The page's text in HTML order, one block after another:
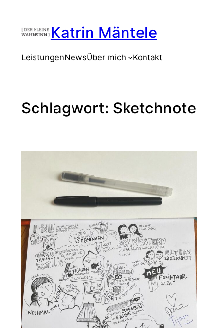
springen
Katrin Mäntele
LeistungenNewsÜber mich Kontakt
Schlagwort: Sketchnote